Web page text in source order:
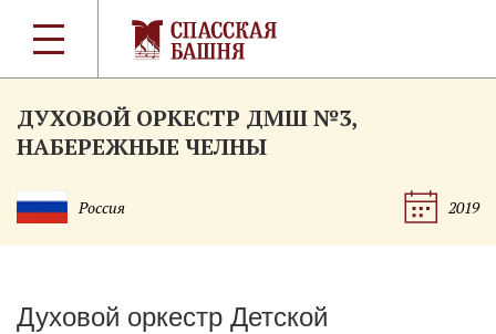
ДУХОВОЙ ОРКЕСТР ДМШ №3,
НАБЕРЕЖНЫЕ ЧЕЛНЫ
Россия 2019
Духовой оркестр Детской